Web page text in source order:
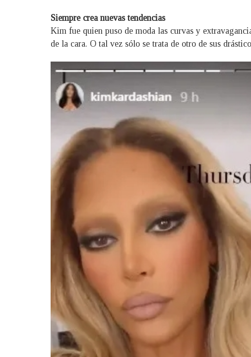
Siempre crea nuevas tendencias
Kim fue quien puso de moda las curvas y
de la cara. O tal vez sólo se trata de otro de sus